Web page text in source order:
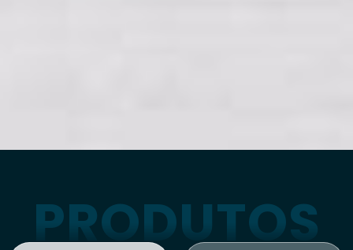
PRODUTOS